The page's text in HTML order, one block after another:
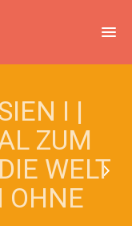
I |
ZUM
WELT
OHNE